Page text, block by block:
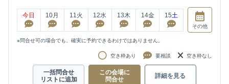
今日 10月 11 火 12水 13木 14金 15土
その他
※問合せ可の場合でも、確実に予約できるわけではありません。
空き枠あり 要相談 空き枠なし
一括問合せ
リストに追加
この会場に
問合せ
詳細を見る